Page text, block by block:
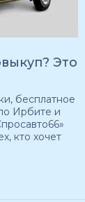
Это
бесплатное
Ирбите и
кто хочет